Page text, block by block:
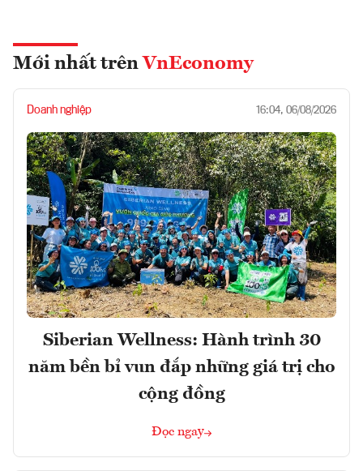
Mới nhất trên VnEconomy
Doanh nghiệp 16:04, 06/08/2026
Siberian Wellness: Hành trình 30
năm bền bỉ vun đắp những giá trị cho
cộng đồng
Đọc ngay